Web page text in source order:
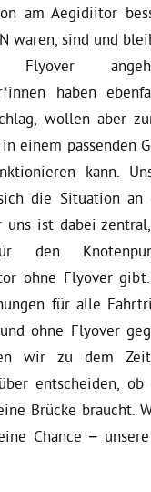
am Aegidiitor
waren, sind und
haben
wollen aber
einem passenden
kann.
die Situation an
uns ist dabei
den
ohne Flyover
für alle
ohne Flyover
wir zu dem
entscheiden, ob
Brücke braucht.
Chance –